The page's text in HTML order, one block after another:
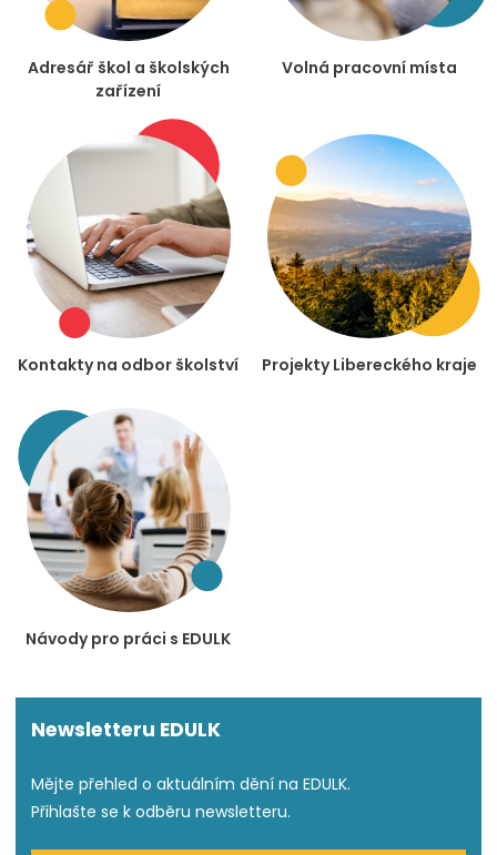
Adresář škol a školských
zařízení
Volná pracovní místa
Kontakty na odbor školství Projekty Libereckého kraje
Návody pro práci s EDULK
Newsletteru EDULK
Mějte přehled o aktuálním dění na EDULK.
Přihlašte se k odběru newsletteru.